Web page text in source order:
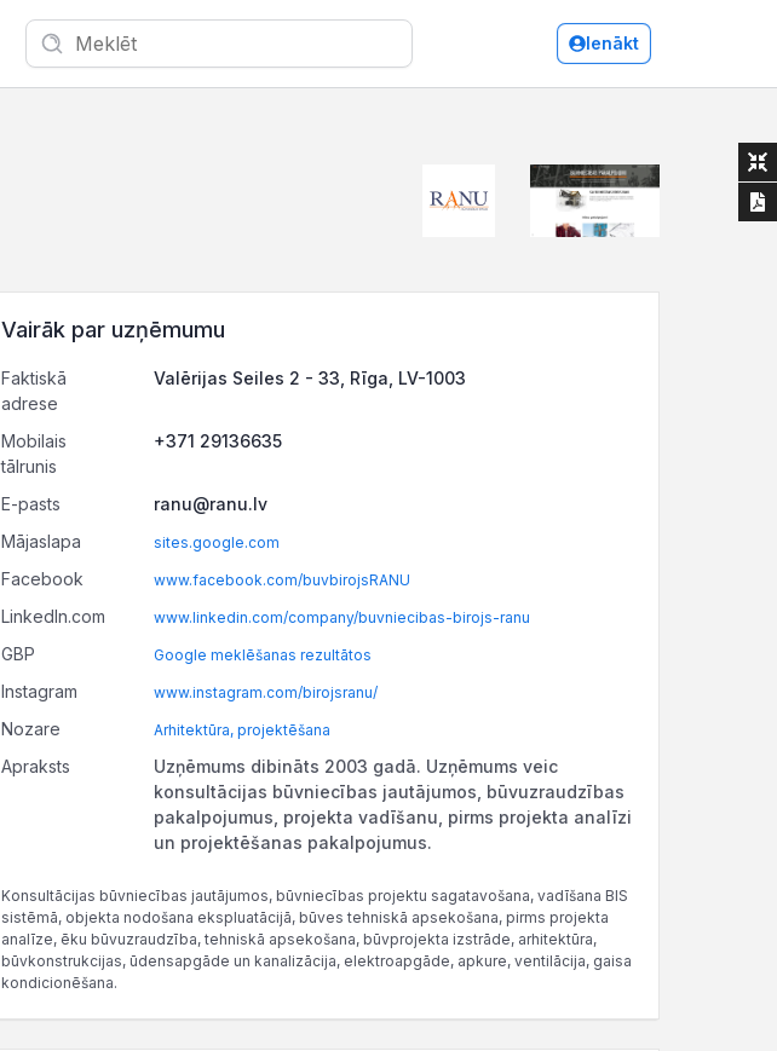
Ienākt
Vairāk par uzņēmumu
Faktiskā
adrese
Valērijas Seiles 2 - 33, Rīga, LV-1003
Mobilais
tālrunis
+371 29136635
E-pasts
ranu@ranu.lv
Mājaslapa
sites.google.com
Facebook www.facebook.com/buvbirojsRANU
LinkedIn.com www.linkedin.com/company/buvniecibas-birojs-ranu
GBP Google meklēšanas rezultātos
Instagram www.instagram.com/birojsranu/
Nozare Arhitektūra, projektēšana
Apraksts
Uzņēmums dibināts 2003 gadā. Uzņēmums veic
konsultācijas būvniecības jautājumos, būvuzraudzības
pakalpojumus, projekta vadīšanu, pirms projekta analīzi
un projektēšanas pakalpojumus.
Konsultācijas būvniecības jautājumos, būvniecības projektu sagatavošana, vadīšana BIS
sistēmā, objekta nodošana ekspluatācijā, būves tehniskā apsekošana, pirms projekta
analīze, ēku būvuzraudzība, tehniskā apsekošana, būvprojekta izstrāde, arhitektūra,
būvkonstrukcijas, ūdensapgāde un kanalizācija, elektroapgāde, apkure, ventilācija, gaisa
kondicionēšana.